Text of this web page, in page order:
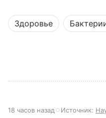
Здоровье
18 часов назад Источник: